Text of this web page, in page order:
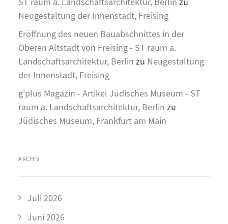
Neugestaltung der Innenstadt, Freising
Eröffnung des neuen Bauabschnittes in der
Oberen Altstadt von Freising - ST raum a.
Landschaftsarchitektur, Berlin zu Neugestaltung
der Innenstadt, Freising
g'plus Magazin - Artikel Jüdisches Museum - ST
raum a. Landschaftsarchitektur, Berlin zu
Jüdisches Museum, Frankfurt am Main
ARCHIV
Juli 2026
Juni 2026